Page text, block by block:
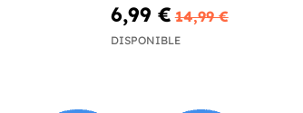
6,99 € 14,99 €
DISPONIBLE